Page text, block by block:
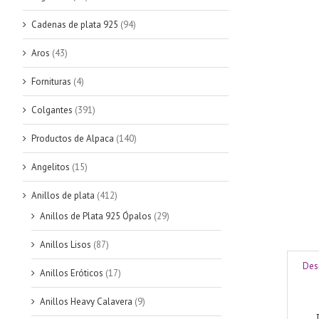
Cadenas de plata 925 (94)
Aros (43)
Fornituras (4)
Colgantes (391)
Productos de Alpaca (140)
Angelitos (15)
Anillos de plata (412)
Anillos de Plata 925 Ópalos (29)
Anillos Lisos (87)
Anillos Eróticos (17)
Anillos Heavy Calavera (9)